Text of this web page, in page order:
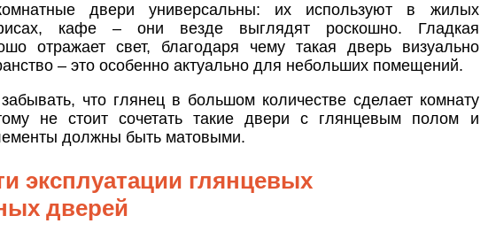
двери универсальны: их используют в жилых
кафе – они везде выглядят роскошно. Гладкая
отражает свет, благодаря чему такая дверь визуально
– это особенно актуально для небольших помещений.
что глянец в большом количестве сделает комнату
не стоит сочетать такие двери с глянцевым полом и
должны быть матовыми.
эксплуатации глянцевых
дверей